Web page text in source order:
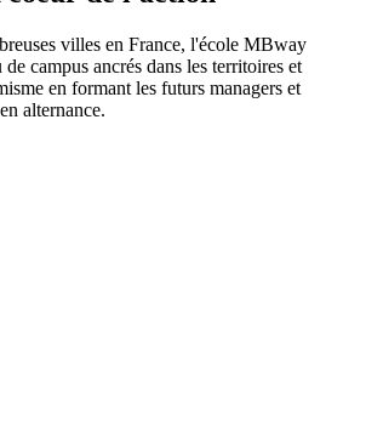
villes en France, l'école MBway
de campus ancrés dans les territoires et
en formant les futurs managers et
alternance.